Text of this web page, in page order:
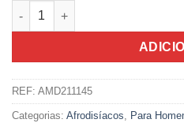
Quantidade de Perfume
REF: AMD211145
Categorias: Afrodisíacos, Para